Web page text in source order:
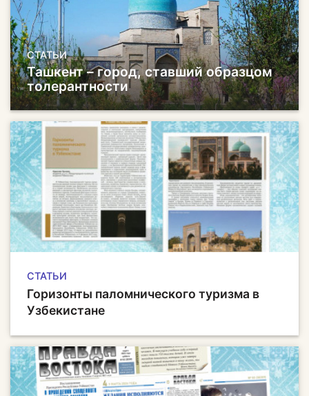
СТАТЬИ
Ташкент – город, ставший образцом
толерантности
СТАТЬИ
Горизонты паломнического туризма в
Узбекистане